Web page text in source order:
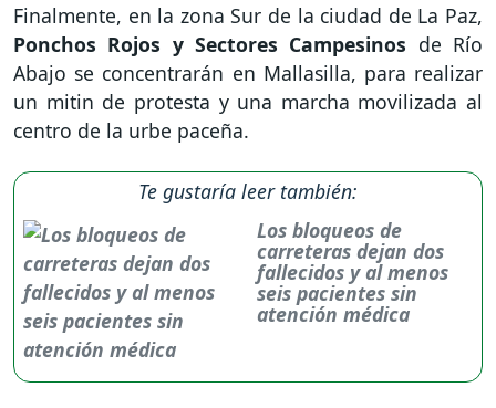
Finalmente, en la zona Sur de la ciudad de La Paz,
Ponchos Rojos y Sectores Campesinos de Río
Abajo se concentrarán en Mallasilla, para realizar
un mitin de protesta y una marcha movilizada al
centro de la urbe paceña.
Te gustaría leer también:
Los bloqueos de
carreteras dejan dos
fallecidos y al menos
seis pacientes sin
atención médica